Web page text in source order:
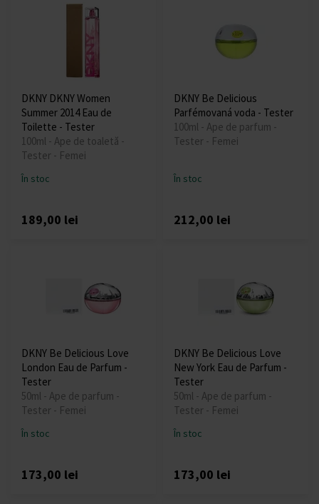
DKNY DKNY Women
Summer 2014 Eau de
Toilette - Tester
100ml - Ape de toaletă -
Tester - Femei
În stoc
189,00 lei
DKNY Be Delicious
Parfémovaná voda - Tester
100ml - Ape de parfum -
Tester - Femei
În stoc
212,00 lei
DKNY Be Delicious Love
London Eau de Parfum -
Tester
50ml - Ape de parfum -
Tester - Femei
În stoc
173,00 lei
DKNY Be Delicious Love
New York Eau de Parfum -
Tester
50ml - Ape de parfum -
Tester - Femei
În stoc
173,00 lei